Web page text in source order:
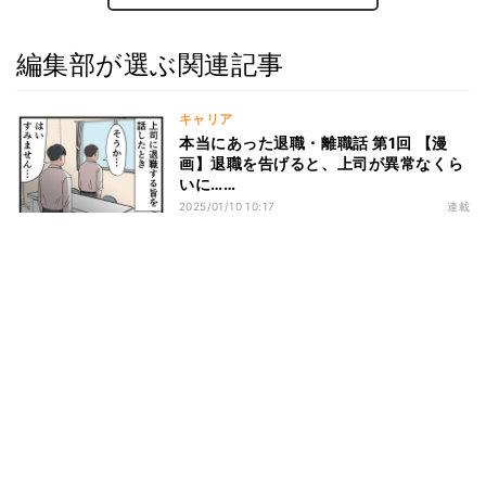
編集部が選ぶ関連記事
キャリア
本当にあった退職・離職話 第1回 【漫
画】退職を告げると、上司が異常なくら
いに……
2025/01/10 10:17 連載